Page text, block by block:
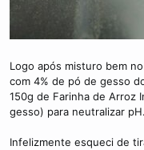
Logo após misturo bem
com 4% de pó de gesso
150g de Farinha de Arroz
gesso) para neutralizar pH.
Infelizmente esqueci de